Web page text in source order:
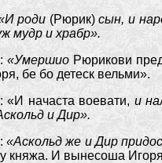
роди (Рюрик)сын, и
мудр и храбр».
«Умершио Рюрикови
бе бо детеск вельми».
начаста воевати, и
и Дир».
«Аскольд же и Дир
княжа. И вынесоша